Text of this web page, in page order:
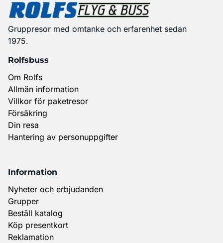
Gruppresor med omtanke och erfarenhet sedan
1975.
Rolfsbuss
Om Rolfs
Allmän information
Villkor för paketresor
Försäkring
Din resa
Hantering av personuppgifter
Information
Nyheter och erbjudanden
Grupper
Beställ katalog
Köp presentkort
Reklamation